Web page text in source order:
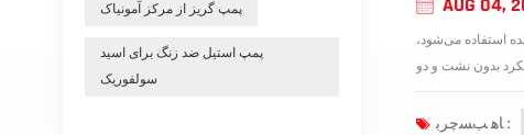
AUG 04,
استفاده می‌شود،
ﺎﻫ ﺐﺴﭼﺮﺑ :
پمپ گریز از مرکز آمونیاک
پمپ استیل ضد زنگ برای اسید
سولفوریک